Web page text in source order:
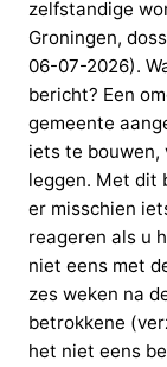
zelfstandige
Groningen,
06-07-2026).
bericht? Een
gemeente
iets te bouwen,
leggen. Met dit
er misschien
reageren als u
niet eens met
zes weken na
betrokkene
het niet eens